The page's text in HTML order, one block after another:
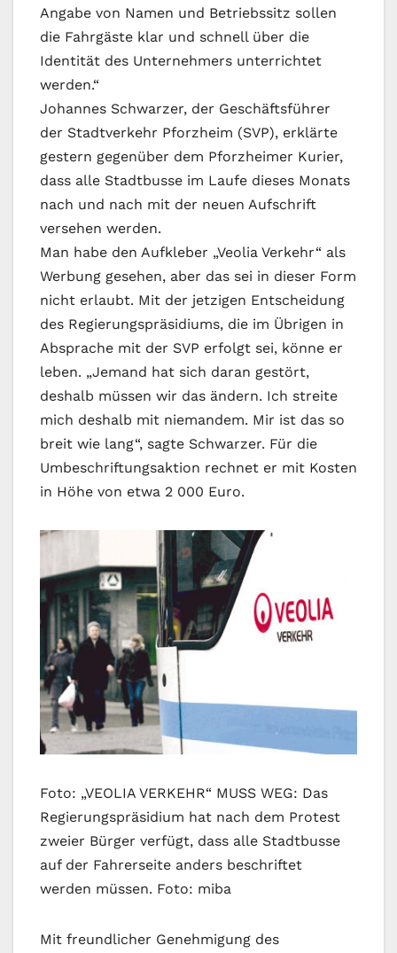
Angabe von Namen und Betriebssitz sollen
die Fahrgäste klar und schnell über die
Identität des Unternehmers unterrichtet
werden.“
Johannes Schwarzer, der Geschäftsführer
der Stadtverkehr Pforzheim (SVP), erklärte
gestern gegenüber dem Pforzheimer Kurier,
dass alle Stadtbusse im Laufe dieses Monats
nach und nach mit der neuen Aufschrift
versehen werden.
Man habe den Aufkleber „Veolia Verkehr“ als
Werbung gesehen, aber das sei in dieser Form
nicht erlaubt. Mit der jetzigen Entscheidung
des Regierungspräsidiums, die im Übrigen in
Absprache mit der SVP erfolgt sei, könne er
leben. „Jemand hat sich daran gestört,
deshalb müssen wir das ändern. Ich streite
mich deshalb mit niemandem. Mir ist das so
breit wie lang“, sagte Schwarzer. Für die
Umbeschriftungsaktion rechnet er mit Kosten
in Höhe von etwa 2 000 Euro.
Foto: „VEOLIA VERKEHR“ MUSS WEG: Das
Regierungspräsidium hat nach dem Protest
zweier Bürger verfügt, dass alle Stadtbusse
auf der Fahrerseite anders beschriftet
werden müssen. Foto: miba
Mit freundlicher Genehmigung des